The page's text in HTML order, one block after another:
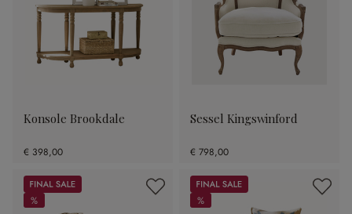
Konsole Brookdale
€ 398,00
Sessel Kingswinford
€ 798,00
Sale
%
%
Sale
%
%